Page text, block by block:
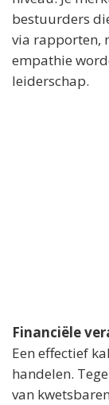
bestuurders
via rapporten,
empathie
leiderschap.
Financiële
Een effectief
handelen.
van